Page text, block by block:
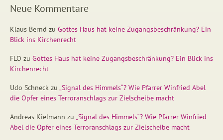
Neue Kommentare
Klaus Bernd zu Gottes Haus hat keine Zugangsbeschränkung? Ein
Blick ins Kirchenrecht
FLO zu Gottes Haus hat keine Zugangsbeschränkung? Ein Blick ins
Kirchenrecht
Udo Schneck zu „Signal des Himmels“? Wie Pfarrer Winfried Abel
die Opfer eines Terroranschlags zur Zielscheibe macht
Andreas Kielmann zu „Signal des Himmels“? Wie Pfarrer Winfried
Abel die Opfer eines Terroranschlags zur Zielscheibe macht